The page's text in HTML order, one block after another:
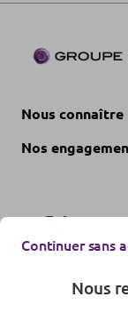
Nous connaître
Nos
Continuer sans
Nous